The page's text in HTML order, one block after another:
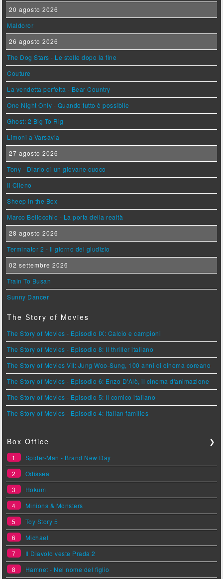
20 agosto 2026
Maldoror
26 agosto 2026
The Dog Stars - Le stelle dopo la fine
Couture
La vendetta perfetta - Bear Country
One Night Only - Quando tutto è possibile
Ghost: 2 Big To Rig
Limoni a Varsavia
27 agosto 2026
Tony - Diario di un giovane cuoco
Il Cileno
Sheep in the Box
Marco Bellocchio - La porta della realtà
28 agosto 2026
Terminator 2 - Il giorno del giudizio
02 settembre 2026
Train To Busan
Sunny Dancer
The Story of Movies
The Story of Movies - Episodio IX: Calcio e campioni
The Story of Movies - Episodio 8: Il thriller italiano
The Story of Movies VII: Jung Woo-Sung, 100 anni di cinema coreano
The Story of Movies - Episodio 6: Enzo D'Alò, il cinema d'animazione
The Story of Movies - Episodio 5: Il comico italiano
The Story of Movies - Episodio 4: Italian families
Box Office ❯
1
Spider-Man - Brand New Day
2
Odissea
3
Hokum
4
Minions & Monsters
5
Toy Story 5
6
Michael
7
Il Diavolo veste Prada 2
8
Hamnet - Nel nome del figlio